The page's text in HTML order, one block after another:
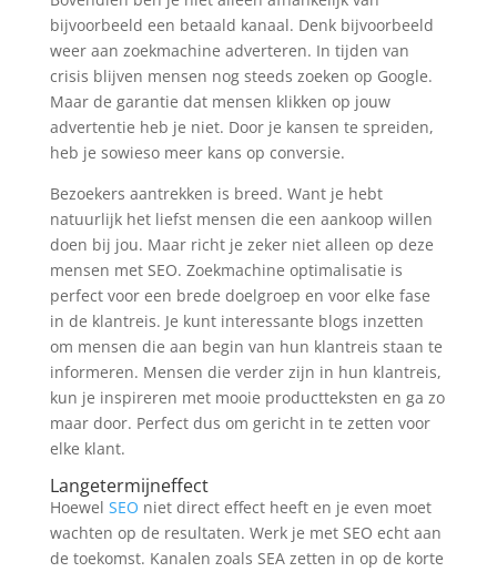
bijvoorbeeld een betaald kanaal. Denk bijvoorbeeld
weer aan zoekmachine adverteren. In tijden van
crisis blijven mensen nog steeds zoeken op Google.
Maar de garantie dat mensen klikken op jouw
advertentie heb je niet. Door je kansen te spreiden,
heb je sowieso meer kans op conversie.
Bezoekers aantrekken is breed. Want je hebt
natuurlijk het liefst mensen die een aankoop willen
doen bij jou. Maar richt je zeker niet alleen op deze
mensen met SEO. Zoekmachine optimalisatie is
perfect voor een brede doelgroep en voor elke fase
in de klantreis. Je kunt interessante blogs inzetten
om mensen die aan begin van hun klantreis staan te
informeren. Mensen die verder zijn in hun klantreis,
kun je inspireren met mooie productteksten en ga zo
maar door. Perfect dus om gericht in te zetten voor
elke klant.
Langetermijneffect
Hoewel SEO niet direct effect heeft en je even moet
wachten op de resultaten. Werk je met SEO echt aan
de toekomst. Kanalen zoals SEA zetten in op de korte